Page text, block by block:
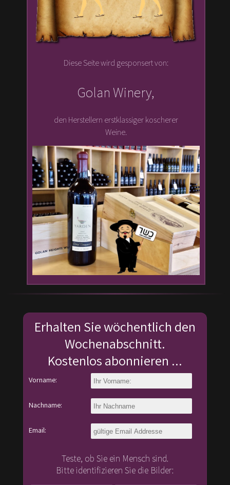
Diese Seite wird gesponsert von:
Golan Winery,
den Herstellern erstklassiger koscherer
Weine.
Erhalten Sie wöchentlich den
Wochenabschnitt.
Kostenlos abonnieren ...
Vorname:
Nachname:
Email:
Teste, ob Sie ein Mensch sind.
Bitte identifizieren Sie die Bilder: